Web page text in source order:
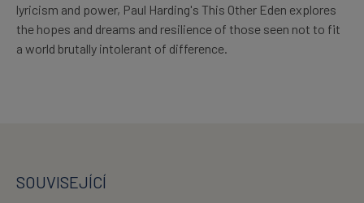
lyricism and power, Paul Harding's This Other Eden explores
the hopes and dreams and resilience of those seen not to fit
a world brutally intolerant of difference.
SOUVISEJÍCÍ